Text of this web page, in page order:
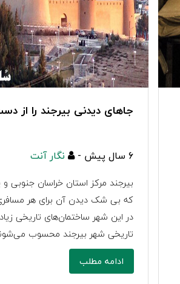
جاهای دیدنی بیرجند را از
6 سال پیش - نگار آنت
بیرجند مرکز استان خراسان جنوبی
که بی شک دیدن آن برای هر
در این شهر ساختمان‌های تاریخی
تاریخی شهر بیرجند محسوب
ادامه مطلب